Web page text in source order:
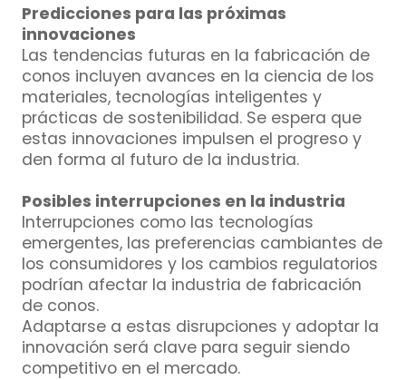
Predicciones para las próximas
innovaciones
Las tendencias futuras en la fabricación de
conos incluyen avances en la ciencia de los
materiales, tecnologías inteligentes y
prácticas de sostenibilidad. Se espera que
estas innovaciones impulsen el progreso y
den forma al futuro de la industria.
Posibles interrupciones en la industria
Interrupciones como las tecnologías
emergentes, las preferencias cambiantes de
los consumidores y los cambios regulatorios
podrían afectar la industria de fabricación
de conos.
Adaptarse a estas disrupciones y adoptar la
innovación será clave para seguir siendo
competitivo en el mercado.